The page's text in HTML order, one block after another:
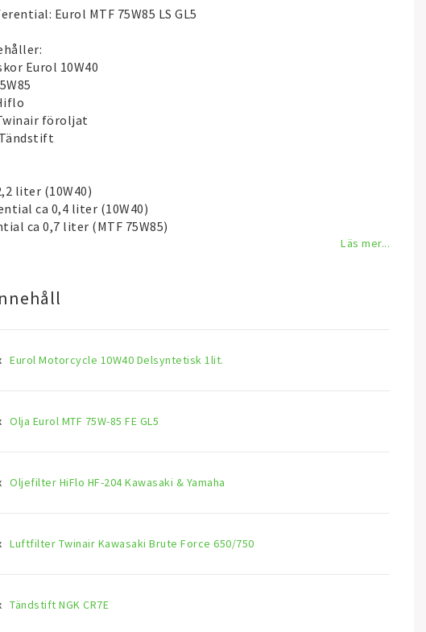
Eurol MTF 75W85 LS GL5
Eurol 10W40
föroljat
Tändstift
liter (10W40)
ca 0,4 liter (10W40)
ca 0,7 liter (MTF 75W85)
Läs mer...
Eurol Motorcycle 10W40 Delsyntetisk 1lit.
Olja Eurol MTF 75W-85 FE GL5
Oljefilter HiFlo HF-204 Kawasaki & Yamaha
Luftfilter Twinair Kawasaki Brute Force 650/750
Tändstift NGK CR7E